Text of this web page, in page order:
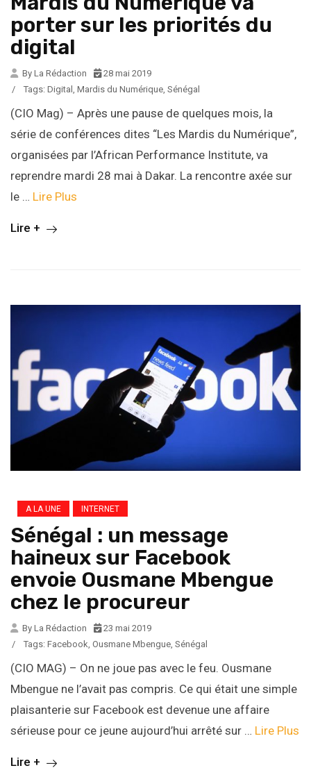
porter sur les priorités du
digital
By La Rédaction
28 mai 2019
/
Tags: Digital , Mardis du Numérique, Sénégal
(CIO Mag) – Après une pause de quelques mois, la
série de conférences dites “Les Mardis du Numérique”,
organisées par l’African Performance Institute, va
reprendre mardi 28 mai à Dakar. La rencontre axée sur
le … Lire Plus
Lire +
A LA UNE INTERNET
Sénégal : un message
haineux sur Facebook
envoie Ousmane Mbengue
chez le procureur
By La Rédaction
23 mai 2019
/
Tags: Facebook, Ousmane Mbengue, Sénégal
(CIO MAG) – On ne joue pas avec le feu. Ousmane
Mbengue ne l’avait pas compris. Ce qui était une simple
plaisanterie sur Facebook est devenue une affaire
sérieuse pour ce jeune aujourd’hui arrêté sur … Lire Plus
Lire +